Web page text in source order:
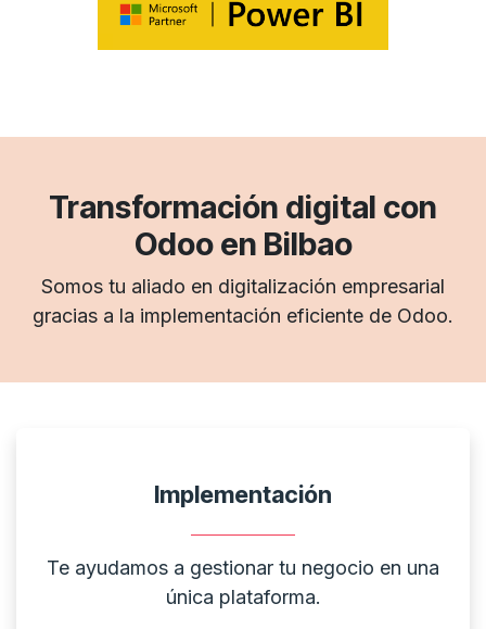
Transformación digital con
Odoo en Bilbao
Somos tu aliado en digitalización empresarial
gracias a la implementación eficiente de Odoo.
Implementación
Te ayudamos a gestionar tu negocio en una
única plataforma.